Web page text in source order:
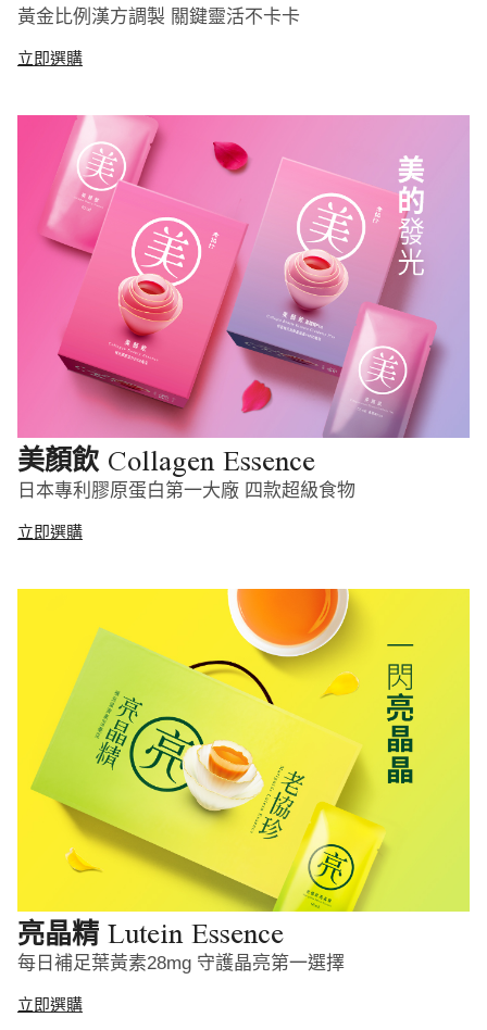
黃金比例漢方調製 關鍵靈活不卡卡
立即選購
美顏飲 Collagen Essence
日本專利膠原蛋白第一大廠 四款超級食物
立即選購
亮晶精 Lutein Essence
每日補足葉黃素28mg 守護晶亮第一選擇
立即選購